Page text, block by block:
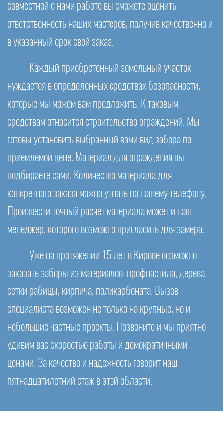
совместной с нами работе вы сможете оценить
ответственность наших мастеров, получив качественно и
в указанный срок свой заказ.
Каждый приобретенный земельный участок
нуждается в определенных средствах безопасности,
которые мы можем вам предложить. К таковым
средствам относится строительство ограждений. Мы
готовы установить выбранный вами вид забора по
приемлемой цене. Материал для ограждения вы
подбираете сами. Количество материала для
конкретного заказа можно узнать по нашему телефону.
Произвести точный расчет материала может и наш
менеджер, которого возможно пригласить для замера.
Уже на протяжении 15 лет в Кирове возможно
заказать заборы из материалов: профнастила, дерева,
сетки рабицы, кирпича, поликарбоната. Вызов
специалиста возможен не только на крупные, но и
небольшие частные проекты. Позвоните и мы приятно
удивим вас скоростью работы и демократичными
ценами. За качество и надежность говорит наш
пятнадцатилетний стаж в этой области.